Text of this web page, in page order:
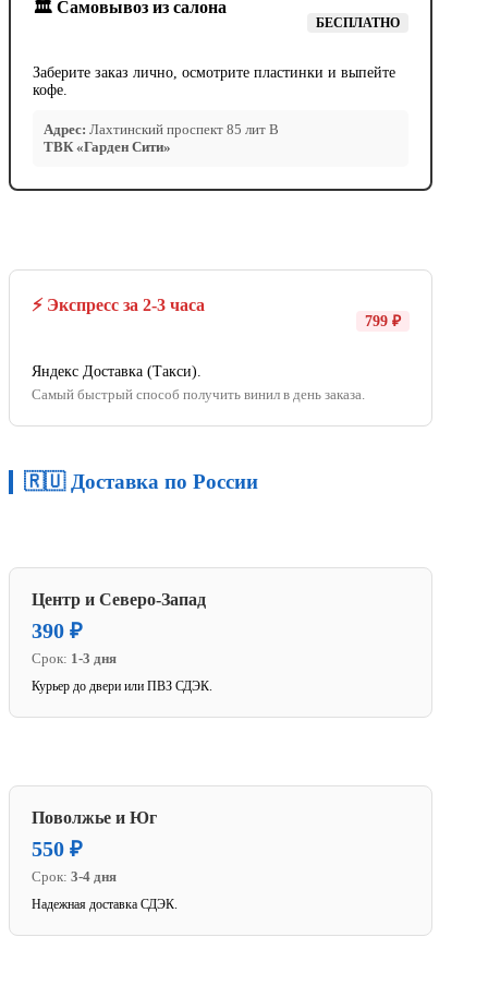
🏛️ Самовывоз из салона
БЕСПЛАТНО
Заберите заказ лично, осмотрите пластинки и выпейте
кофе.
Адрес: Лахтинский проспект 85 лит В
ТВК «Гарден Сити»
⚡ Экспресс за 2-3 часа
799 ₽
Яндекс Доставка (Такси).
Самый быстрый способ получить винил в день заказа.
🇷🇺 Доставка по России
Центр и Северо-Запад
390 ₽
Срок: 1-3 дня
Курьер до двери или ПВЗ СДЭК.
Поволжье и Юг
550 ₽
Срок: 3-4 дня
Надежная доставка СДЭК.